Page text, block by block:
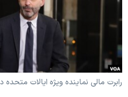
حقوق شهروندی
علم و فناوری
اسرائیل در جنگ
انتخابات ریاست جمهوری آمریکا ۲۰۲۴
حمله جمهوری اسلامی به اسرائیل
رمز مهسا
ورزش زنان در ایران
زبانهای مختلف
رابرت مالی نماینده ویژه ایالات متحده